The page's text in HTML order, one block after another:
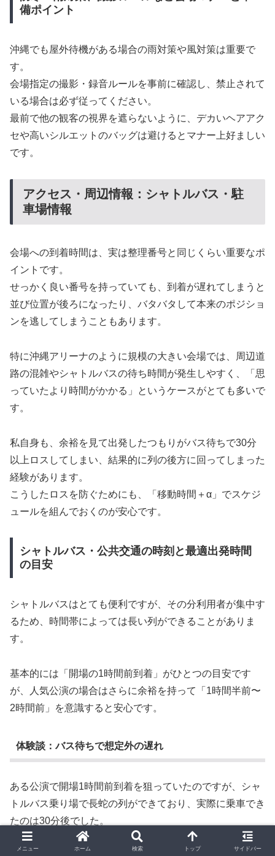
備ポイント
沖縄でも屋外待機がある場合の雨対策や風対策は重要で
す。
会場指定の撮影・録音ルールを事前に確認し、禁止されて
いる場合は必ず従ってください。
最前で他の観客の視界を遮らないように、デカいヘアアク
セや高いシルエットのバッグは避けるとマナー上好ましい
です。
アクセス・周辺情報：シャトルバス・駐
車場情報
会場への到着時間は、実は整理番号と同じくらい重要なポ
イントです。
せっかく良い番号を持っていても、到着が遅れてしまうと
並び位置が後ろになったり、バタバタして本来のポジショ
ンを逃してしまうこともあります。
特に沖縄アリーナのように規模の大きい会場では、周辺道
路の混雑やシャトルバスの待ち時間が発生しやすく、「思
っていたより時間がかかる」というケースがとても多いで
す。
私自身も、余裕を見て出発したつもりがバス待ちで30分
以上ロスしてしまい、結果的に列の後方に回ってしまった
経験があります。
こうしたロスを防ぐためにも、「移動時間＋α」でスケジ
ュールを組んでおくのが安心です。
シャトルバス・公共交通の時刻と最適出発時間
の目安
シャトルバスはとても便利ですが、その分利用者が集中す
るため、時間帯によっては長い列ができることがありま
す。
基本的には「開場の1時間前到着」がひとつの目安です
が、人気公演の場合はさらに余裕を持って「1時間半前〜
2時間前」を意識すると安心です。
体験談：バス待ちで想定外の遅れ
ある公演で開場1時間前到着を狙っていたのですが、シャ
トルバス乗り場で長蛇の列ができており、実際に乗車でき
たのは30分後でした。
結果的に会場到着は開場直前になり、整理番号は良かった
メニュー ホーム 検索 トップ サイドバー